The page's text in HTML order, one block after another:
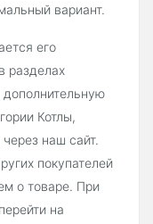
вариант.
его
разделах
Котлы,
наш сайт.
покупателей
о товаре. При
на